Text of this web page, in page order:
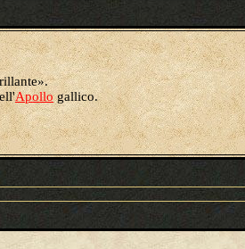
Apollogallico.